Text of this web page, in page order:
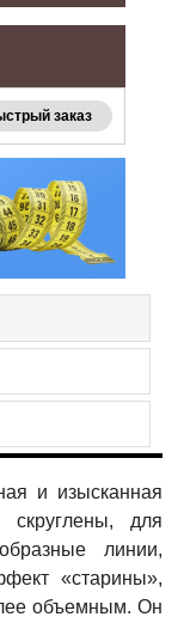
заказ
и изысканная
для
линии,
«старины»,
объемным. Он